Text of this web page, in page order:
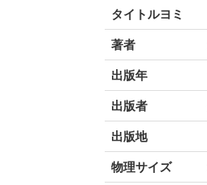
タイトルヨミ
著者
出版年
出版者
出版地
物理サイズ